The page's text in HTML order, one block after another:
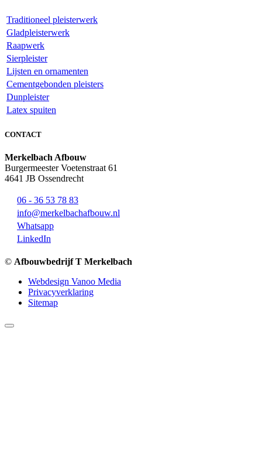
Traditioneel pleisterwerk
Gladpleisterwerk
Raapwerk
Sierpleister
Lijsten en ornamenten
Cementgebonden pleisters
Dunpleister
Latex spuiten
CONTACT
Merkelbach Afbouw
Burgermeester Voetenstraat 61
4641 JB Ossendrecht
06 - 36 53 78 83
info@merkelbachafbouw.nl
Whatsapp
LinkedIn
© Afbouwbedrijf T Merkelbach
Webdesign Vanoo Media
Privacyverklaring
Sitemap